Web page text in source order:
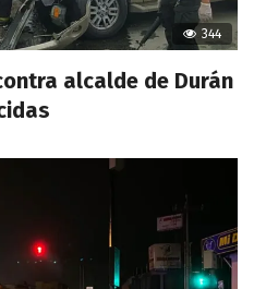
344
alcalde de Durán